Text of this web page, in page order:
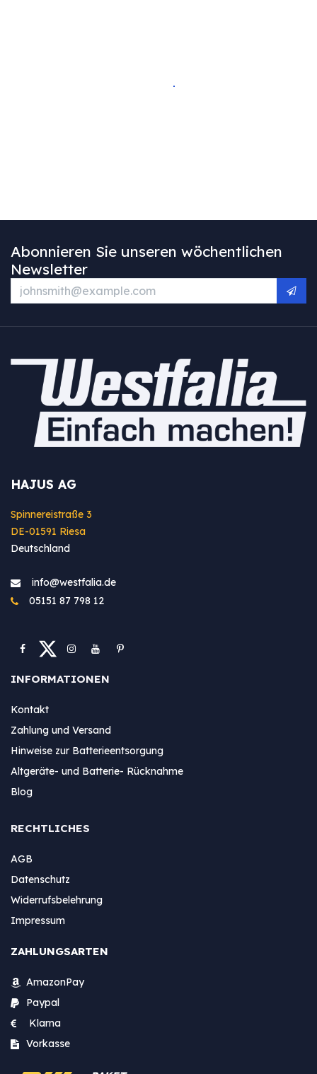
Abonnieren Sie unseren wöchentlichen
Newsletter
HAJUS AG
Spinnereistraße 3
DE-01591 Riesa
Deutschland
info@westfa​lia.de
05151 87 798 12
INFORMATIONEN
Kontakt
Zahlung und Versand
Hinweise zur Batterieentsorgung
Altgeräte- und Batterie- Rücknahme
Blog
RECHTLICHES
AGB
Datenschutz
Widerrufsbelehrung
Impressum
ZAHLUNGSARTEN
AmazonPay
Paypal
Klarna
Vorkasse